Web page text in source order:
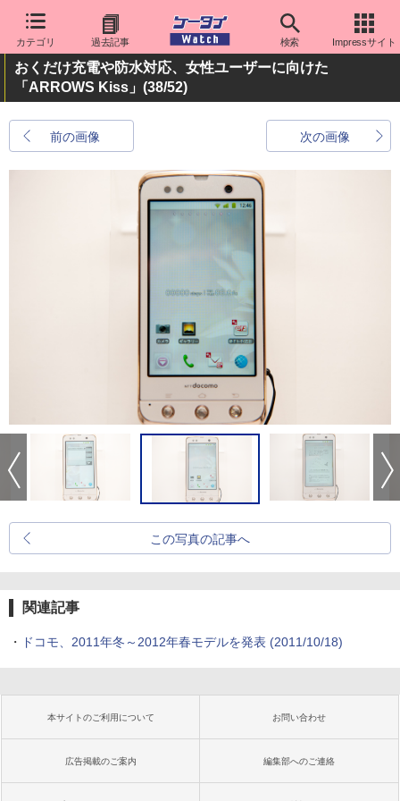
カテゴリ 過去記事 検索 Impressサイト
おくだけ充電や防水対応、女性ユーザーに向けた
「ARROWS Kiss」 (38/52)
前の画像 次の画像
この写真の記事へ
関連記事
・ ドコモ、2011年冬～2012年春モデルを発表 (2011/10/18)
本サイトのご利用について お問い合わせ
広告掲載のご案内 編集部へのご連絡